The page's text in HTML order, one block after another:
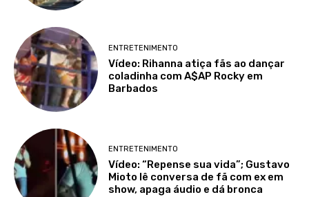
ENTRETENIMENTO
Vídeo: Rihanna atiça fãs ao dançar
coladinha com A$AP Rocky em
Barbados
ENTRETENIMENTO
Vídeo: “Repense sua vida”; Gustavo
Mioto lê conversa de fã com ex em
show, apaga áudio e dá bronca